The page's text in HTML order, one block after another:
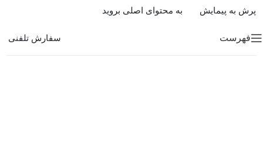
پرش به پیمایش به محتوای اصلی بروید
فهرست سفارش تلفنی